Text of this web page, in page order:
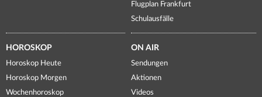
Flugplan Frankfurt
Schulausfälle
HOROSKOP
Horoskop Heute
Horoskop Morgen
Wochenhoroskop
ON AIR
Sendungen
Aktionen
Videos